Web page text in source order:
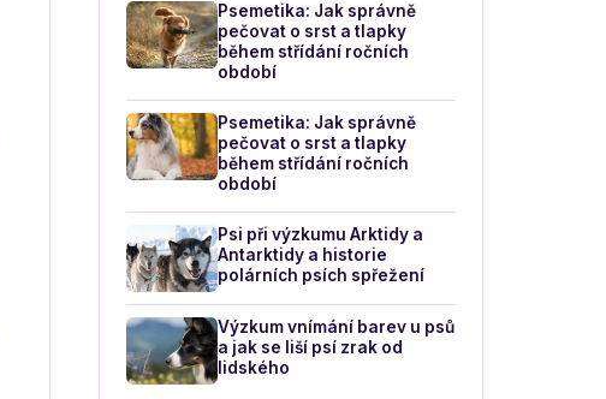
Psemetika: Jak správně
pečovat o srst a tlapky
během střídání ročních
období
Psemetika: Jak správně
pečovat o srst a tlapky
během střídání ročních
období
Psi při výzkumu Arktidy a
Antarktidy a historie
polárních psích spřežení
Výzkum vnímání barev u psů
a jak se liší psí zrak od
lidského